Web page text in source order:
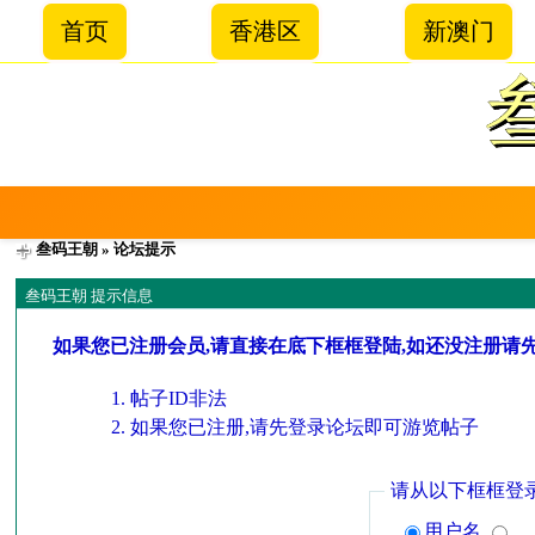
首页 香港区 新澳门
叁码王朝 » 论坛提示
叁码王朝 提示信息
如果您已注册会员,请直接在底下框框登陆,如还没注册请
帖子ID非法
如果您已注册,请先登录论坛即可游览帖子
请从以下框框登
用户名